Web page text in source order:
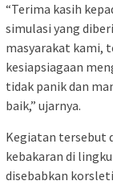
“Terima kasih
simulasi yang
masyarakat kami,
kesiapsiagaan
tidak panik dan
baik,” ujarnya.
Kegiatan tersebut
kebakaran di
disebabkan